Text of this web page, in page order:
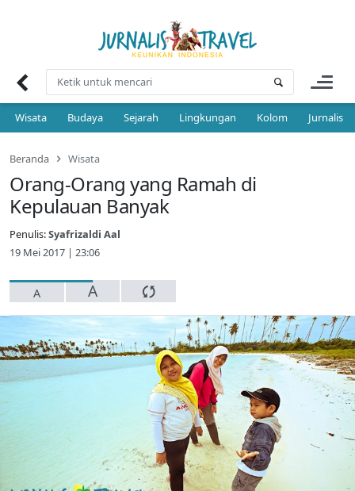
Wisata Budaya Sejarah Lingkungan Kolom Jurnalis
Beranda Wisata
Orang-Orang yang Ramah di
Kepulauan Banyak
Penulis:Syafrizaldi Aal
19 Mei 2017 | 23:06
A A